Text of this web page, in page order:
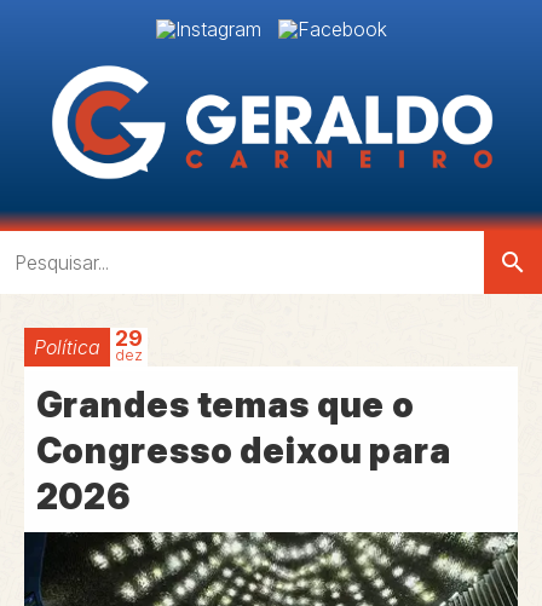
search
Política 29
dez
Grandes temas que o
Congresso deixou para
2026